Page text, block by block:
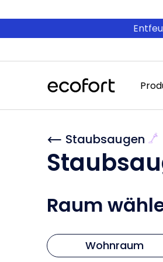
Staubsaugen
Raum
Wohnraum